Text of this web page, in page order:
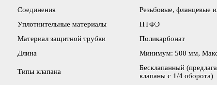
Соединения
Резьбовые, фланцевые
Уплотнительные материалы
ПТФЭ
Материал защитной трубки
Поликарбонат
Длина
Минимум: 500 мм,
Типы клапана
Бесклапанный
клапаны с 1/4 оборота)